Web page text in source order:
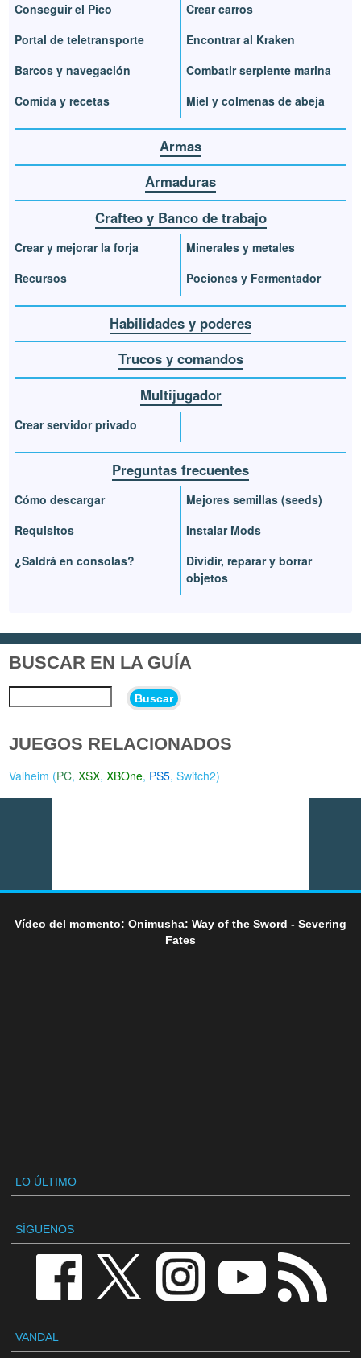
Conseguir el Pico
Portal de teletransporte
Barcos y navegación
Comida y recetas
Crear carros
Encontrar al Kraken
Combatir serpiente marina
Miel y colmenas de abeja
Armas
Armaduras
Crafteo y Banco de trabajo
Crear y mejorar la forja
Recursos
Minerales y metales
Pociones y Fermentador
Habilidades y poderes
Trucos y comandos
Multijugador
Crear servidor privado
Preguntas frecuentes
Cómo descargar
Requisitos
¿Saldrá en consolas?
Mejores semillas (seeds)
Instalar Mods
Dividir, reparar y borrar
objetos
BUSCAR EN LA GUÍA
Buscar
JUEGOS RELACIONADOS
Valheim (PC,XSX,XBOne, PS5,Switch2)
Vídeo del momento: Onimusha: Way of the Sword - Severing
Fates
LO ÚLTIMO
SÍGUENOS
VANDAL